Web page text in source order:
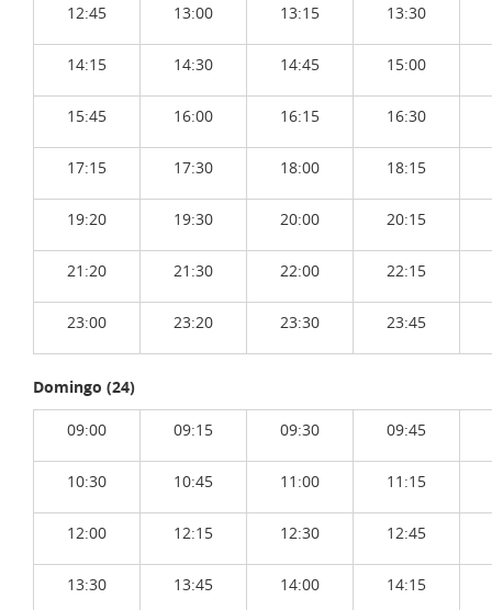
12:45 13:00 13:15 13:30
14:15 14:30 14:45 15:00
15:45 16:00 16:15 16:30
17:15 17:30 18:00 18:15
19:20 19:30 20:00 20:15
21:20 21:30 22:00 22:15
23:00 23:20 23:30 23:45
Domingo (24)
09:00 09:15 09:30 09:45
10:30 10:45 11:00 11:15
12:00 12:15 12:30 12:45
13:30 13:45 14:00 14:15